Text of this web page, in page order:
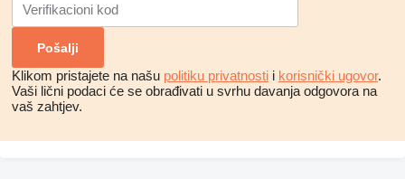
Klikom pristajete na našu politiku privatnosti i korisnički ugovor.
Vaši lični podaci će se obrađivati ​​u svrhu davanja odgovora na
vaš zahtjev.